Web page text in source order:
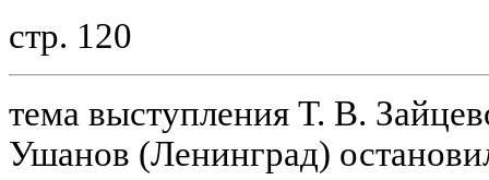
стр. 120
тема выступления Т. В.
Ушанов (Ленинград)